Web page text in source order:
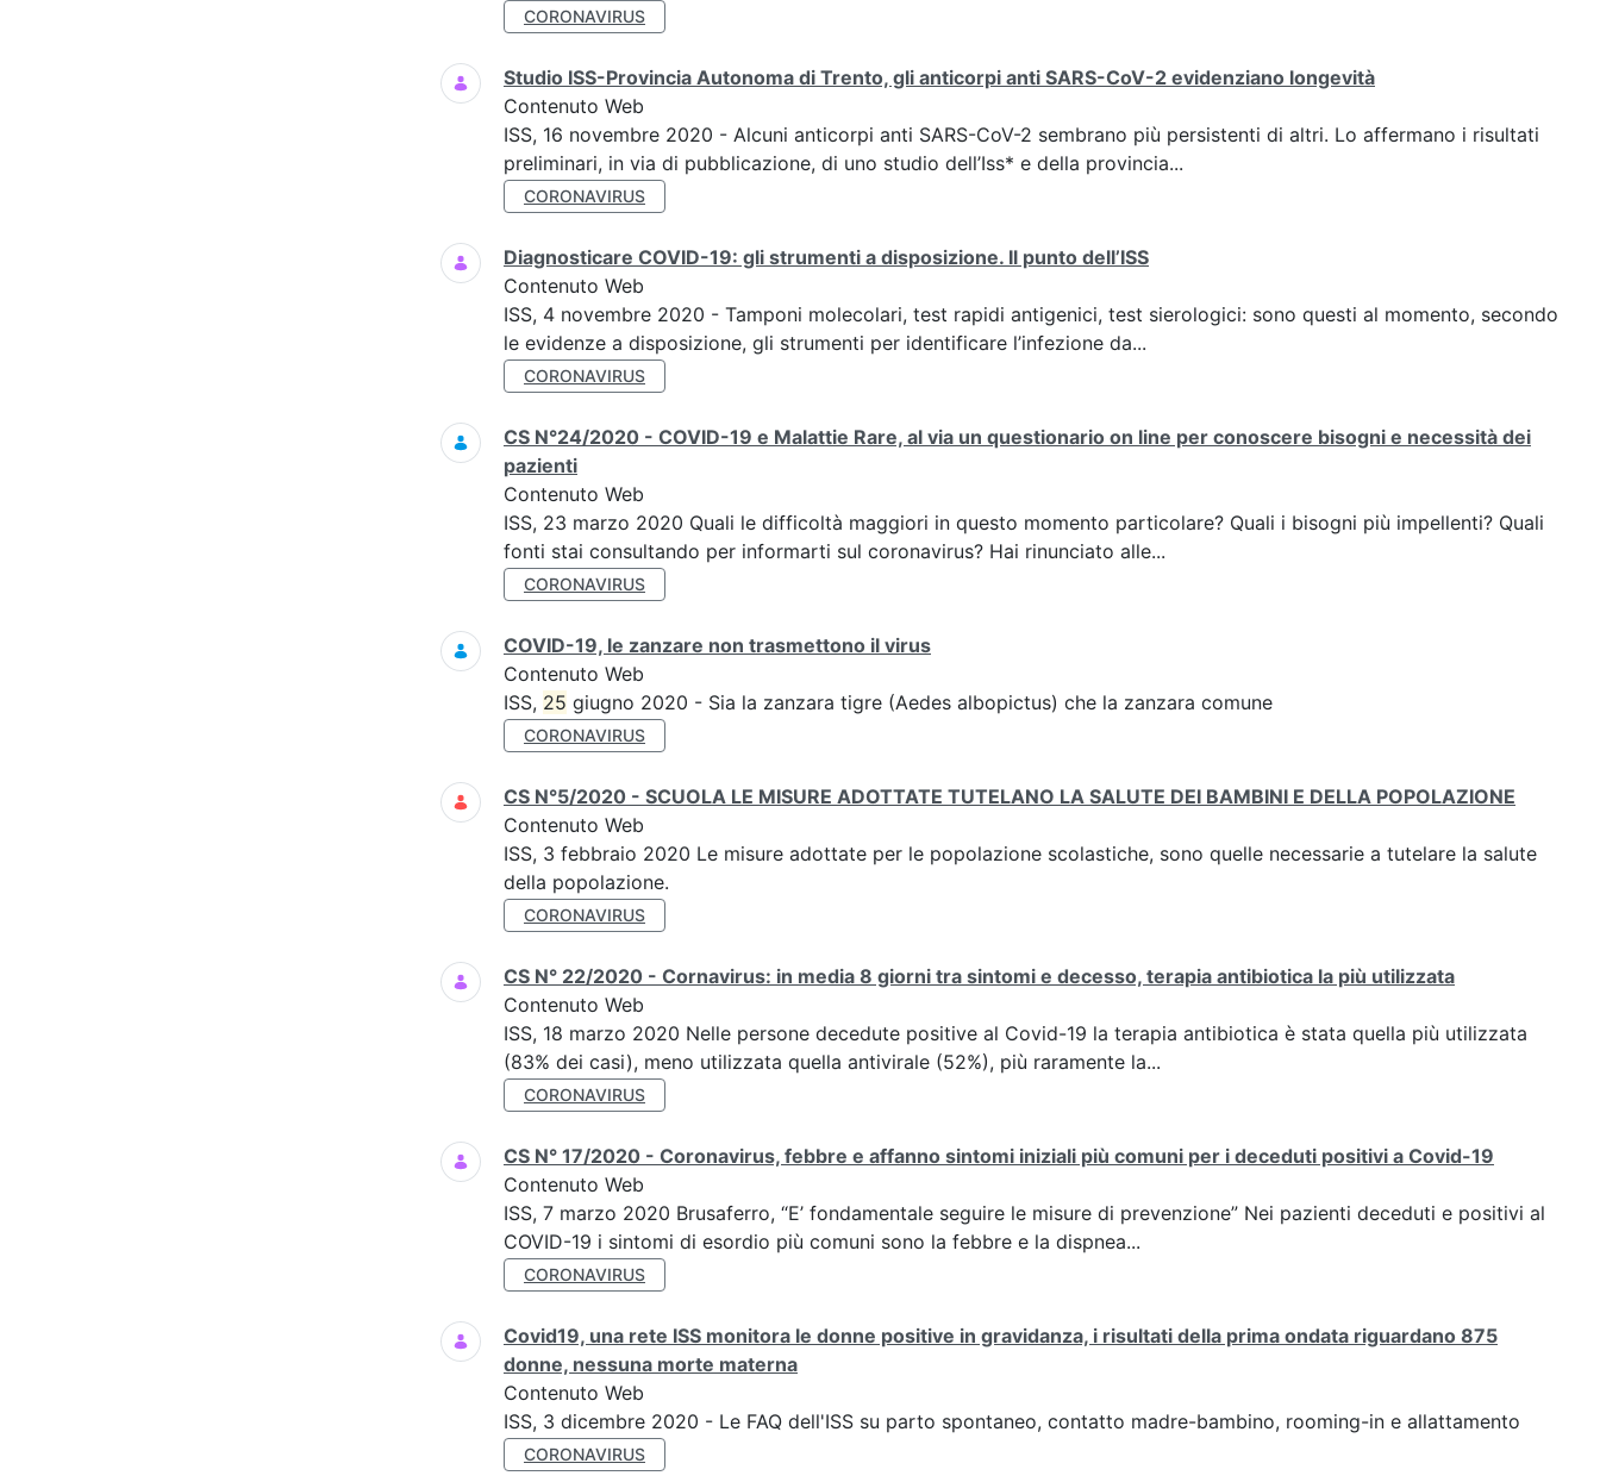
CORONAVIRUS
Studio ISS-Provincia Autonoma di Trento, gli anticorpi anti SARS-CoV-2 evidenziano longevità
Contenuto Web
ISS, 16 novembre 2020 - Alcuni anticorpi anti SARS-CoV-2 sembrano più persistenti di altri. Lo affermano i risultati
preliminari, in via di pubblicazione, di uno studio dell’Iss* e della provincia...
CORONAVIRUS
Diagnosticare COVID-19: gli strumenti a disposizione. Il punto dell’ISS
Contenuto Web
ISS, 4 novembre 2020 - Tamponi molecolari, test rapidi antigenici, test sierologici: sono questi al momento, secondo
le evidenze a disposizione, gli strumenti per identificare l’infezione da...
CORONAVIRUS
CS N°24/2020 - COVID-19 e Malattie Rare, al via un questionario on line per conoscere bisogni e necessità dei
pazienti
Contenuto Web
ISS, 23 marzo 2020 Quali le difficoltà maggiori in questo momento particolare? Quali i bisogni più impellenti? Quali
fonti stai consultando per informarti sul coronavirus? Hai rinunciato alle...
CORONAVIRUS
COVID-19, le zanzare non trasmettono il virus
Contenuto Web
ISS, 25 giugno 2020 - Sia la zanzara tigre (Aedes albopictus) che la zanzara comune
CORONAVIRUS
CS N°5/2020 - SCUOLA LE MISURE ADOTTATE TUTELANO LA SALUTE DEI BAMBINI E DELLA POPOLAZIONE
Contenuto Web
ISS, 3 febbraio 2020 Le misure adottate per le popolazione scolastiche, sono quelle necessarie a tutelare la salute
della popolazione.
CORONAVIRUS
CS N° 22/2020 - Cornavirus: in media 8 giorni tra sintomi e decesso, terapia antibiotica la più utilizzata
Contenuto Web
ISS, 18 marzo 2020 Nelle persone decedute positive al Covid-19 la terapia antibiotica è stata quella più utilizzata
(83% dei casi), meno utilizzata quella antivirale (52%), più raramente la...
CORONAVIRUS
CS N° 17/2020 - Coronavirus, febbre e affanno sintomi iniziali più comuni per i deceduti positivi a Covid-19
Contenuto Web
ISS, 7 marzo 2020 Brusaferro, “E’ fondamentale seguire le misure di prevenzione” Nei pazienti deceduti e positivi al
COVID-19 i sintomi di esordio più comuni sono la febbre e la dispnea...
CORONAVIRUS
Covid19, una rete ISS monitora le donne positive in gravidanza, i risultati della prima ondata riguardano 875
donne, nessuna morte materna
Contenuto Web
ISS, 3 dicembre 2020 - Le FAQ dell'ISS su parto spontaneo, contatto madre-bambino, rooming-in e allattamento
CORONAVIRUS